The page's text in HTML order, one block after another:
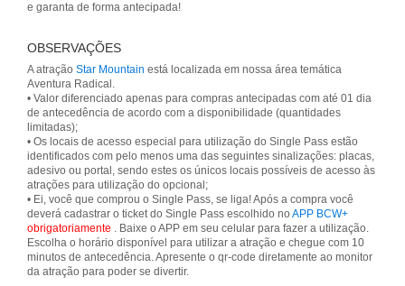
e garanta de forma antecipada!
OBSERVAÇÕES
A atração Star Mountain está localizada em nossa área temática
Aventura Radical.
• Valor diferenciado apenas para compras antecipadas com até 01 dia
de antecedência de acordo com a disponibilidade (quantidades
limitadas);
• Os locais de acesso especial para utilização do Single Pass estão
identificados com pelo menos uma das seguintes sinalizações: placas,
adesivo ou portal, sendo estes os únicos locais possíveis de acesso às
atrações para utilização do opcional;
• Ei, você que comprou o Single Pass, se liga! Após a compra você
deverá cadastrar o ticket do Single Pass escolhido no APP BCW+
obrigatoriamente . Baixe o APP em seu celular para fazer a utilização.
Escolha o horário disponível para utilizar a atração e chegue com 10
minutos de antecedência. Apresente o qr-code diretamente ao monitor
da atração para poder se divertir.